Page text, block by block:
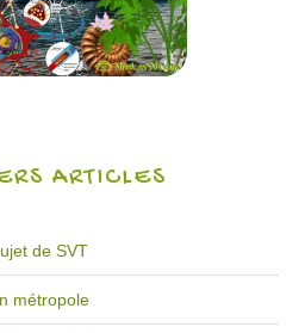
ARTICLES
de SVT
métropole